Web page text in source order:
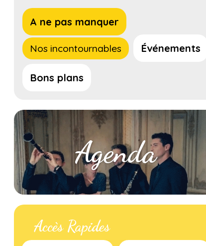
A ne pas manquer
Nos incontournables Événements
Bons plans
Agenda
Accès Rapides